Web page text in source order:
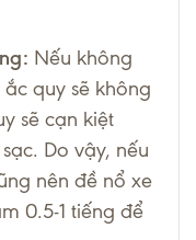
Nếu không
quy sẽ không
sẽ cạn kiệt
Do vậy, nếu
nên đề nổ xe
0.5-1 tiếng để